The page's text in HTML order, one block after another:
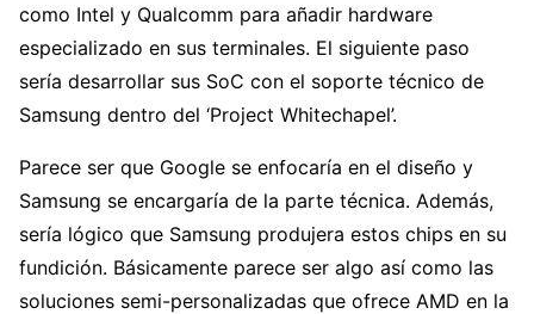
como Intel y Qualcomm para añadir hardware
especializado en sus terminales. El siguiente paso
sería desarrollar sus SoC con el soporte técnico de
Samsung dentro del ‘Project Whitechapel’.
Parece ser que Google se enfocaría en el diseño y
Samsung se encargaría de la parte técnica. Además,
sería lógico que Samsung produjera estos chips en su
fundición. Básicamente parece ser algo así como las
soluciones semi-personalizadas que ofrece AMD en la